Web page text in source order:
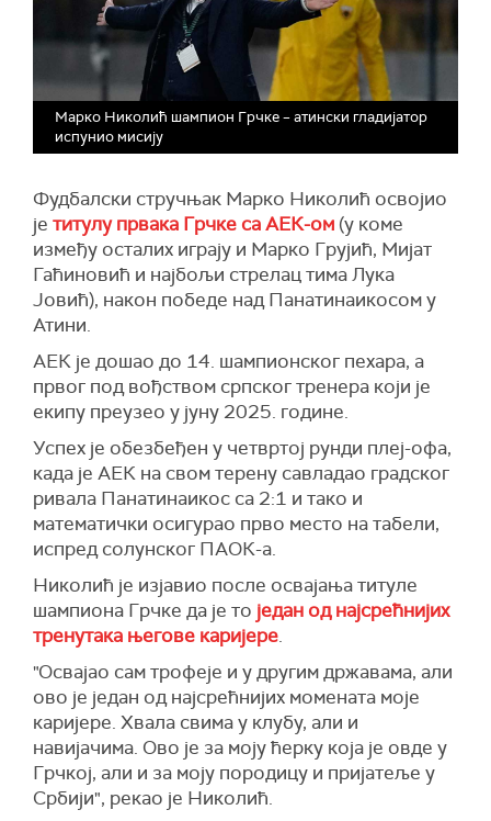
Марко Николић шампион Грчке – атински гладијатор
испунио мисију
Фудбалски стручњак Марко Николић освојио
је титулу првака Грчке са АЕК-ом (у коме
између осталих играју и Марко Грујић, Мијат
Гаћиновић и најбољи стрелац тима Лука
Јовић), након победе над Панатинаикосом у
Атини.
АЕК је дошао до 14. шампионског пехара, а
првог под вођством српског тренера који је
екипу преузео у јуну 2025. године.
Успех је обезбеђен у четвртој рунди плеј-офа,
када је АЕК на свом терену савладао градског
ривала Панатинаикос са 2:1 и тако и
математички осигурао прво место на табели,
испред солунског ПАОК-а.
Николић је изјавио после освајања титуле
шампиона Грчке да је то један од најсрећнијих
тренутака његове каријере.
"Освајао сам трофеје и у другим државама, али
ово је један од најсрећнијих момената моје
каријере. Хвала свима у клубу, али и
навијачима. Ово је за моју ћерку која је овде у
Грчкој, али и за моју породицу и пријатеље у
Србији", рекао је Николић.